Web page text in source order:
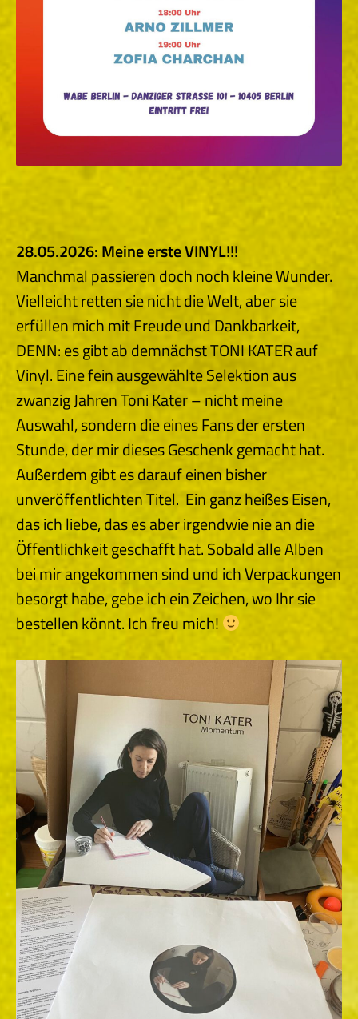
28.05.2026: Meine erste VINYL!!!
Manchmal passieren doch noch kleine Wunder.
Vielleicht retten sie nicht die Welt, aber sie
erfüllen mich mit Freude und Dankbarkeit,
DENN: es gibt ab demnächst TONI KATER auf
Vinyl. Eine fein ausgewählte Selektion aus
zwanzig Jahren Toni Kater – nicht meine
Auswahl, sondern die eines Fans der ersten
Stunde, der mir dieses Geschenk gemacht hat.
Außerdem gibt es darauf einen bisher
unveröffentlichten Titel. Ein ganz heißes Eisen,
das ich liebe, das es aber irgendwie nie an die
Öffentlichkeit geschafft hat. Sobald alle Alben
bei mir angekommen sind und ich Verpackungen
besorgt habe, gebe ich ein Zeichen, wo Ihr sie
bestellen könnt. Ich freu mich!